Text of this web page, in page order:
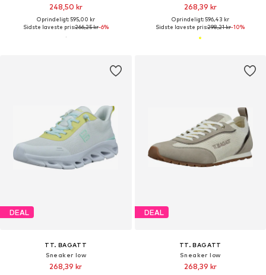
248,50 kr
Oprindeligt: 595,00 kr
Sidste laveste pris:266,25 kr-6%
268,39 kr
Oprindeligt: 596,43 kr
Sidste laveste pris:298,21 kr-10%
DEAL
TT. BAGATT
Sneaker low
268,39 kr
DEAL
TT. BAGATT
Sneaker low
268,39 kr